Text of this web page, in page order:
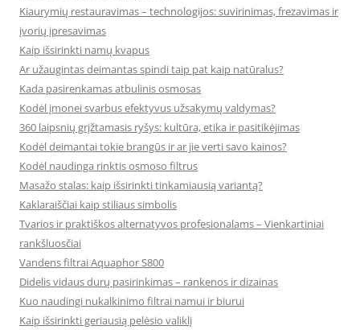
Kiaurymių restauravimas – technologijos: suvirinimas, frezavimas ir
įvorių įpresavimas
Kaip išsirinkti namų kvapus
Ar užaugintas deimantas spindi taip pat kaip natūralus?
Kada pasirenkamas atbulinis osmosas
Kodėl įmonei svarbus efektyvus užsakymų valdymas?
360 laipsnių grįžtamasis ryšys: kultūra, etika ir pasitikėjimas
Kodėl deimantai tokie brangūs ir ar jie verti savo kainos?
Kodėl naudinga rinktis osmoso filtrus
Masažo stalas: kaip išsirinkti tinkamiausią variantą?
Kaklaraiščiai kaip stiliaus simbolis
Tvarios ir praktiškos alternatyvos profesionalams – Vienkartiniai
rankšluosčiai
Vandens filtrai Aquaphor S800
Didelis vidaus durų pasirinkimas – rankenos ir dizainas
Kuo naudingi nukalkinimo filtrai namui ir biurui
Kaip išsirinkti geriausią pelėsio valiklį